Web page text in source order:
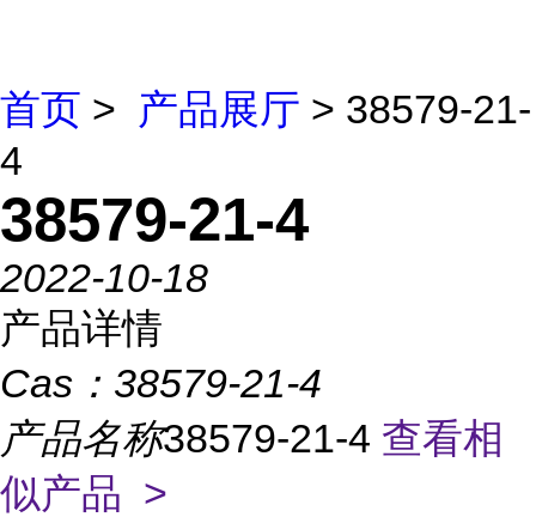
首页 > 产品展厅 > 38579-21-
4
38579-21-4
2022-10-18
产品详情
Cas： 38579-21-4
产品名称38579-21-4 查看相
似产品 >